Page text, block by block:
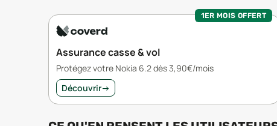
1ER MOIS OFFERT
Assurance casse & vol
Protégez votre Nokia 6.2 dès 3,90€/mois
Découvrir→